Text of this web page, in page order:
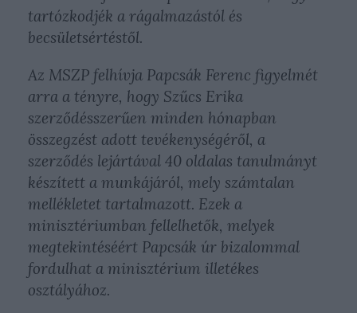
tartózkodjék a rágalmazástól és
becsületsértéstől.
Az MSZP felhívja Papcsák Ferenc figyelmét
arra a tényre, hogy Szűcs Erika
szerződésszerűen minden hónapban
összegzést adott tevékenységéről, a
szerződés lejártával 40 oldalas tanulmányt
készített a munkájáról, mely számtalan
mellékletet tartalmazott. Ezek a
minisztériumban fellelhetők, melyek
megtekintéséért Papcsák úr bizalommal
fordulhat a minisztérium illetékes
osztályához.